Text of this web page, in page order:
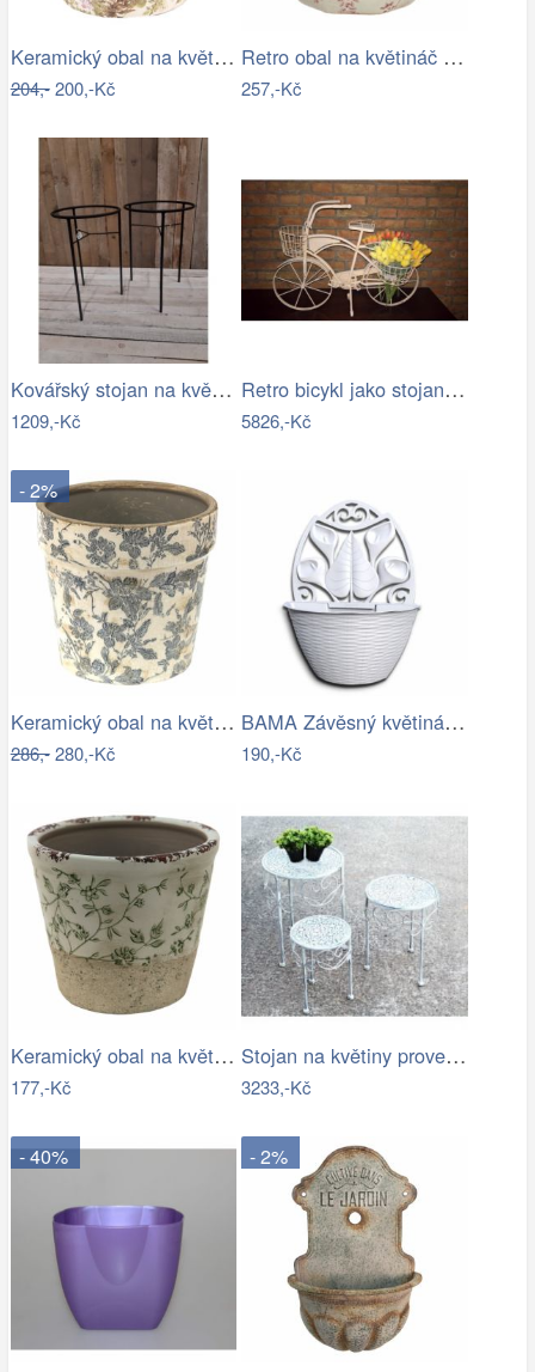
Keramický obal na květináč s lučními…
204,-200,-Kč
Retro obal na květináč s růžovými květy…
257,-Kč
Kovářský stojan na květináč
1209,-Kč
Retro bicykl jako stojan na květiny - EW
5826,-Kč
- 2%
Keramický obal na květináč se šedými…
286,-280,-Kč
BAMA Závěsný květináč GERLA, 32cm
190,-Kč
Keramický obal na květináč se zelenými…
177,-Kč
Stojan na květiny provence
3233,-Kč
- 40% - 2%